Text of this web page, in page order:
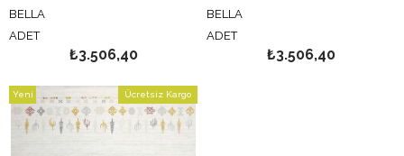
BELLA
ADET
₺3.506,40
BELLA
ADET
₺3.506,40
Ücretsiz Kargo
Yeni
Ürün